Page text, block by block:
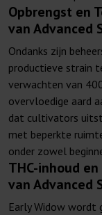
Opbrengst en
van Advanced
Ondanks zijn
productieve strain
verwachten van
overvloedige aard
dat cultivators
met beperkte
onder zowel
THC-inhoud
van Advanced
Early Widow wordt